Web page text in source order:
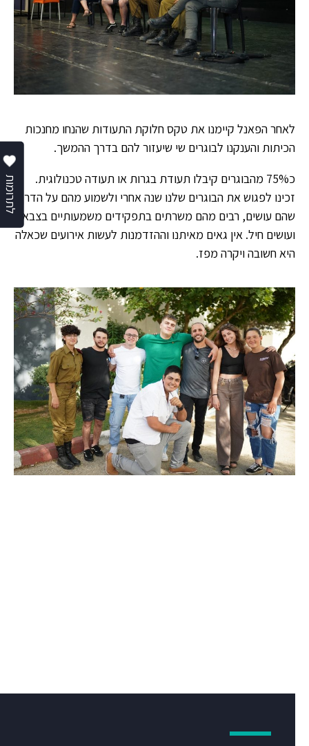
לאחר הפאנל קיימנו את טקס חלוקת התעודות שהנחו מחנכות
הכיתות והענקנו לבוגרים שי שיעזור להם בדרך ההמשך.
כ75% מהבוגרים קיבלו תעודת בגרות או תעודה טכנולוגית.
זכינו לפגוש את הבוגרים שלנו שנה אחרי ולשמוע מהם על הדרך
שהם עושים, רבים מהם משרתים בתפקידים משמעותיים בצבא
ועושים חיל. אין גאים מאיתנו וההזדמנות לעשות אירועים שכאלה
היא חשובה ויקרה מפז.
לתרומות